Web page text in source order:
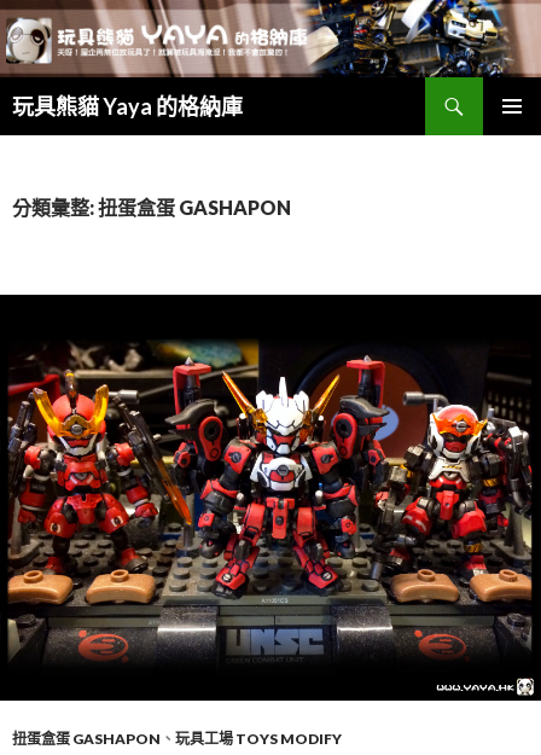
玩具熊貓 Yaya 的格納庫
尋
要
分類彙整: 扭蛋盒蛋 GASHAPON
扭蛋盒蛋 GASHAPON 、 玩具工場 TOYS MODIFY